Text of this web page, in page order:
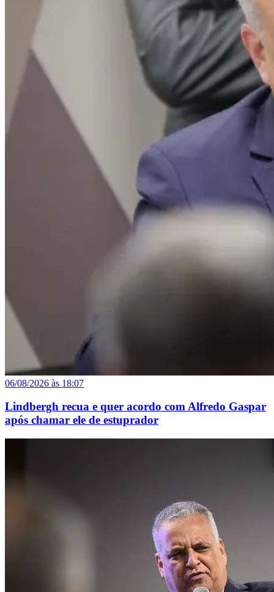
06/08/2026 às 18:07
Lindbergh recua e quer acordo com Alfredo Gaspar
após chamar ele de estuprador